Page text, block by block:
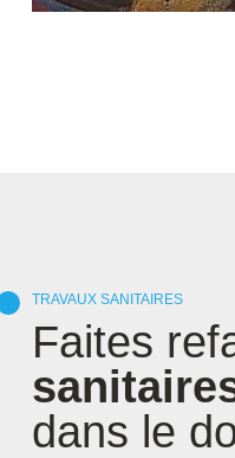
TRAVAUX SANITAIRES
Faites
dans le